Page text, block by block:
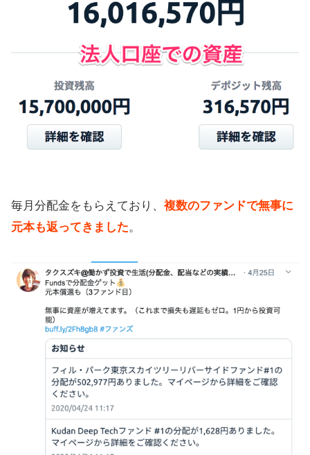
毎月分配金をもらえており、 複数のファンドで無事に
元本も返ってきました。